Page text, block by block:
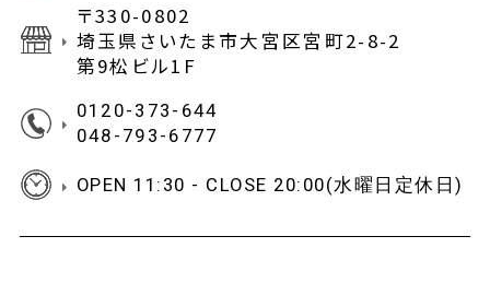
〒330-0802
埼玉県さいたま市大宮区宮町2-8-2
第9松ビル1F
0120-373-644
048-793-6777
OPEN 11:30 - CLOSE 20:00(水曜日定休日)